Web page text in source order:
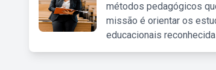
métodos pedagógicos
missão é orientar os
educacionais